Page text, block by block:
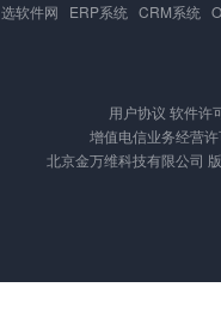
选软件网 ERP系统 CRM系统
用户协议 软件许
增值电信业务经营
北京金万维科技有限公司